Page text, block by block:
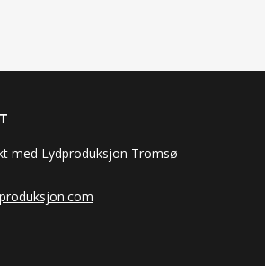
med Lydproduksjon Tromsø